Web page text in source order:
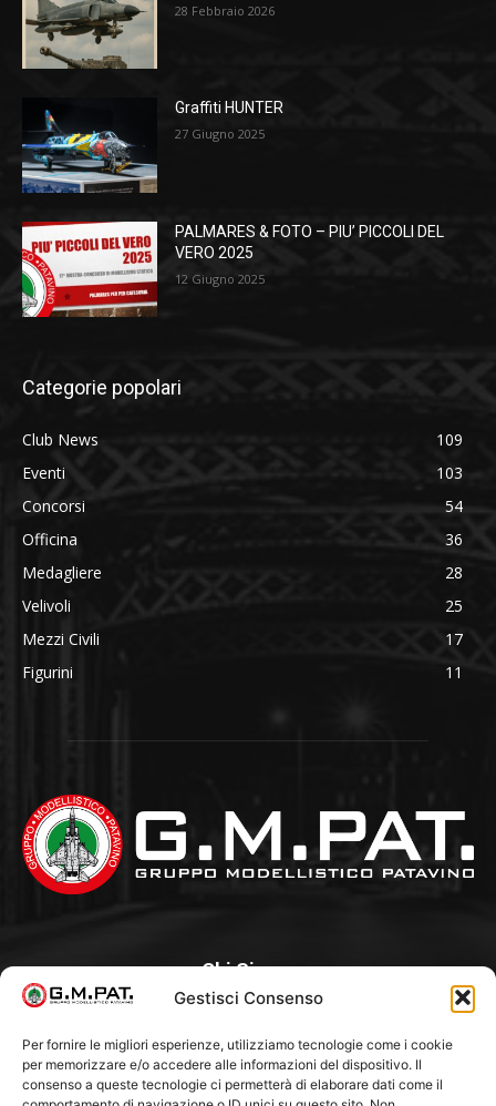
Gestisci Consenso
Per fornire le migliori esperienze, utilizziamo tecnologie come i cookie
per memorizzare e/o accedere alle informazioni del dispositivo. Il
consenso a queste tecnologie ci permetterà di elaborare dati come il
28 Febbraio 2026
Graffiti HUNTER
27 Giugno 2025
PALMARES & FOTO – PIU’ PICCOLI DEL
VERO 2025
12 Giugno 2025
Categorie popolari
Club News
109
Eventi
103
Concorsi
54
Officina
36
Medagliere
28
Velivoli
25
Mezzi Civili
17
Figurini
11
Chi Siamo
l’intento di creare a Padova un punto di aggregazione e di
riferimento per l’hobby del modellismo statico. Tra i Soci
“fondatori” ci sono Franco Callegari e Gianni Besenzon.